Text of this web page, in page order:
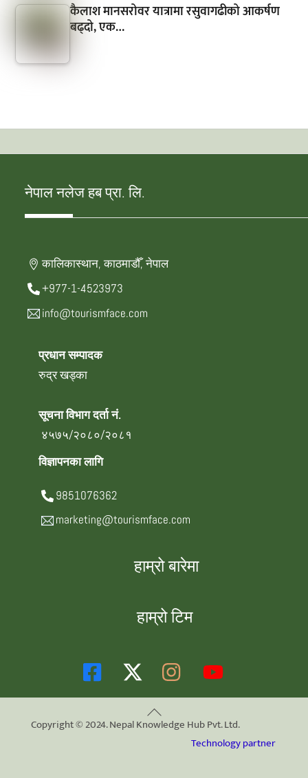
कैलाश मानसरोवर यात्रामा रसुवागढीको आकर्षण
बढ्दो, एक…
नेपाल नलेज हब प्रा. लि.
कालिकास्थान, काठमाडौँ, नेपाल
+977-1-4523973
info@tourismface.com
प्रधान सम्पादक
रुद्र खड्का
सूचना विभाग दर्ता नं.
४५७५/२०८०/२०८१
विज्ञापनका लागि
9851076362
marketing@tourismface.com
हाम्रो बारेमा
हाम्रो टिम
Back
To
Copyright © 2024. Nepal Knowledge Hub Pvt. Ltd.
Technology partner